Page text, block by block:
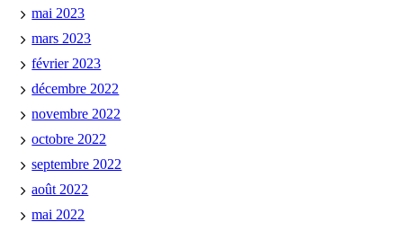
mai 2023
mars 2023
février 2023
décembre 2022
novembre 2022
octobre 2022
septembre 2022
août 2022
mai 2022